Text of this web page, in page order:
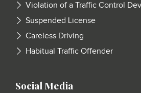
Violation of a Traffic Control
Suspended License
Careless Driving
Habitual Traffic Offender
Social Media